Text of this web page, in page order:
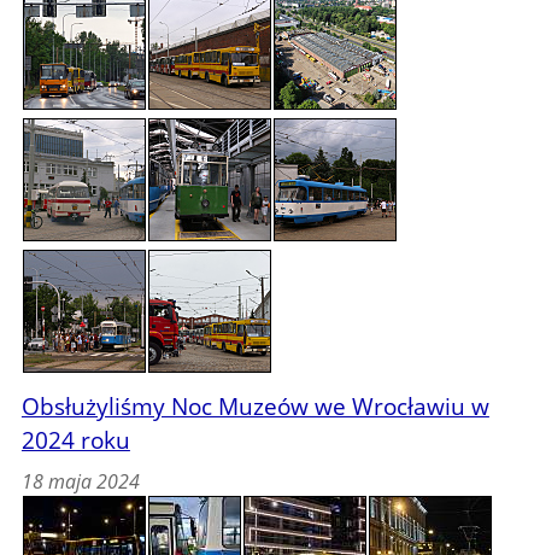
Obsłużyliśmy Noc Muzeów we Wrocławiu w
2024 roku
18 maja 2024